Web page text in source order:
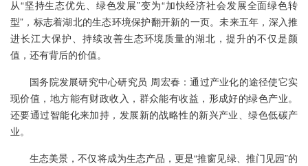
从“坚持生态优先、绿色发展”变为“加快经济社会发展全面绿色转
型”，标志着湖北的生态环境保护翻开新的一页。未来五年，深入推
进长江大保护、持续改善生态环境质量的湖北，提升的不仅是颜
值，还有背后的价值。
国务院发展研究中心研究员 周宏春：通过产业化的途径使它实
现价值，地方能有财政收入，群众能有收益，形成好的绿色产业。
还要通过智能化来加持，发展新的战略性的新兴产业、绿色低碳产
业。
生态美景，不仅将成为生态产品，更是“推窗见绿、推门见园”的